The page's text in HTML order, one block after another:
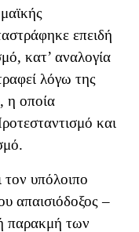
επειδή
κατ’ αναλογία
λόγω της
η οποία
ροτεσταντισμό και
τον υπόλοιπο
απαισιόδοξος –
παρακμή των